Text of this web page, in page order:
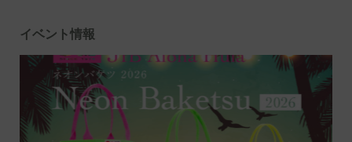
イベント情報